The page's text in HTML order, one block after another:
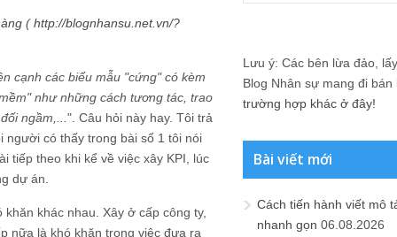
(http://blognhansu.net.vn/?
cạnh các biểu mẫu "cứng" có kèm
như những cách tương tác, trao
ngầm,... ". Câu hỏi này hay. Tôi trả
người có thấy trong bài số 1 tôi nói
tiếp theo khi kể về việc xây KPI, lúc
dự án.
khác nhau. Xây ở cấp công ty,
nữa là khó khăn trong việc đưa ra
Lưu ý: Các bên lừa đảo,
Blog Nhân sự mang đi
trường hợp khác ở đây!
Bài viết mới
Cách tiến hành viết mô
nhanh gọn 06.08.2026